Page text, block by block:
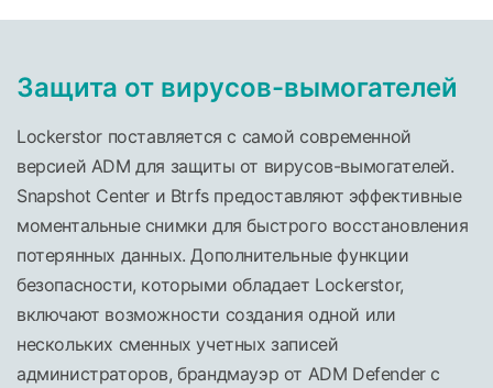
Защита от вирусов-вымогателей
Lockerstor поставляется с самой современной
версией ADM для защиты от вирусов-вымогателей.
Snapshot Center и Btrfs предоставляют эффективные
моментальные снимки для быстрого восстановления
потерянных данных. Дополнительные функции
безопасности, которыми обладает Lockerstor,
включают возможности создания одной или
нескольких сменных учетных записей
администраторов, брандмауэр от ADM Defender с